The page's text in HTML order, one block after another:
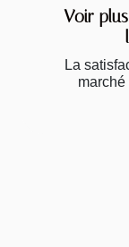
Voir
La
marché